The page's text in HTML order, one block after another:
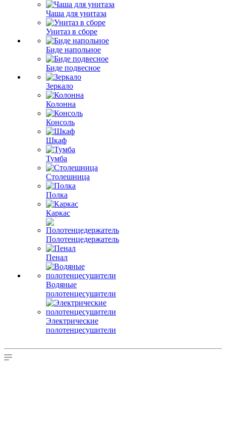
Чаша для унитаза
Унитаз в сборе
Биде напольное
Биде подвесное
Зеркало
Колонна
Консоль
Шкаф
Тумба
Столешница
Полка
Каркас
Полотенцедержатель
Пенал
Водяные
полотенцесушители
Электрические
полотенцесушители